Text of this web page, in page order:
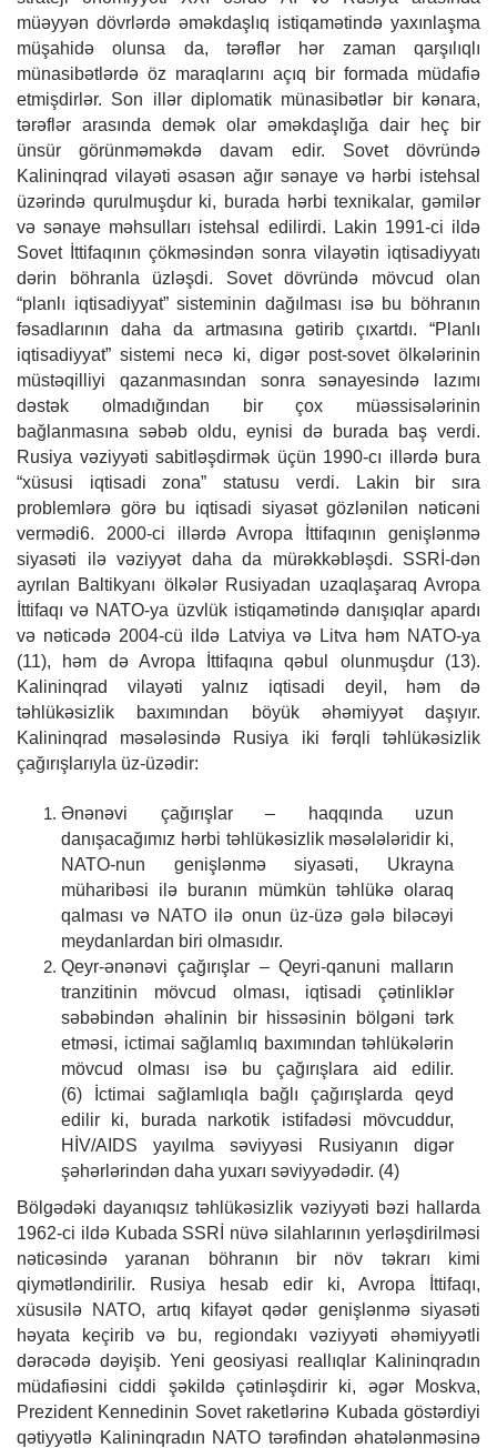
müəyyən dövrlərdə əməkdaşlıq istiqamətində yaxınlaşma
müşahidə olunsa da, tərəflər hər zaman qarşılıqlı
münasibətlərdə öz maraqlarını açıq bir formada müdafiə
etmişdirlər. Son illər diplomatik münasibətlər bir kənara,
tərəflər arasında demək olar əməkdaşlığa dair heç bir
ünsür görünməməkdə davam edir. Sovet dövründə
Kalininqrad vilayəti əsasən ağır sənaye və hərbi istehsal
üzərində qurulmuşdur ki, burada hərbi texnikalar, gəmilər
və sənaye məhsulları istehsal edilirdi. Lakin 1991-ci ildə
Sovet İttifaqının çökməsindən sonra vilayətin iqtisadiyyatı
dərin böhranla üzləşdi. Sovet dövründə mövcud olan
“planlı iqtisadiyyat” sisteminin dağılması isə bu böhranın
fəsadlarının daha da artmasına gətirib çıxartdı. “Planlı
iqtisadiyyat” sistemi necə ki, digər post-sovet ölkələrinin
müstəqilliyi qazanmasından sonra sənayesində lazımı
dəstək olmadığından bir çox müəssisələrinin
bağlanmasına səbəb oldu, eynisi də burada baş verdi.
Rusiya vəziyyəti sabitləşdirmək üçün 1990-cı illərdə bura
“xüsusi iqtisadi zona” statusu verdi. Lakin bir sıra
problemlərə görə bu iqtisadi siyasət gözlənilən nəticəni
vermədi6. 2000-ci illərdə Avropa İttifaqının genişlənmə
siyasəti ilə vəziyyət daha da mürəkkəbləşdi. SSRİ-dən
ayrılan Baltikyanı ölkələr Rusiyadan uzaqlaşaraq Avropa
İttifaqı və NATO-ya üzvlük istiqamətində danışıqlar apardı
və nəticədə 2004-cü ildə Latviya və Litva həm NATO-ya
(11), həm də Avropa İttifaqına qəbul olunmuşdur (13).
Kalininqrad vilayəti yalnız iqtisadi deyil, həm də
təhlükəsizlik baxımından böyük əhəmiyyət daşıyır.
Kalininqrad məsələsində Rusiya iki fərqli təhlükəsizlik
çağırışlarıyla üz-üzədir:
Ənənəvi çağırışlar – haqqında uzun
danışacağımız hərbi təhlükəsizlik məsələləridir ki,
NATO-nun genişlənmə siyasəti, Ukrayna
müharibəsi ilə buranın mümkün təhlükə olaraq
qalması və NATO ilə onun üz-üzə gələ biləcəyi
meydanlardan biri olmasıdır.
Qeyr-ənənəvi çağırışlar – Qeyri-qanuni malların
tranzitinin mövcud olması, iqtisadi çətinliklər
səbəbindən əhalinin bir hissəsinin bölgəni tərk
etməsi, ictimai sağlamlıq baxımından təhlükələrin
mövcud olması isə bu çağırışlara aid edilir.
(6) İctimai sağlamlıqla bağlı çağırışlarda qeyd
edilir ki, burada narkotik istifadəsi mövcuddur,
HİV/AIDS yayılma səviyyəsi Rusiyanın digər
şəhərlərindən daha yuxarı səviyyədədir. (4)
Bölgədəki dayanıqsız təhlükəsizlik vəziyyəti bəzi hallarda
1962-ci ildə Kubada SSRİ nüvə silahlarının yerləşdirilməsi
nəticəsində yaranan böhranın bir növ təkrarı kimi
qiymətləndirilir. Rusiya hesab edir ki, Avropa İttifaqı,
xüsusilə NATO, artıq kifayət qədər genişlənmə siyasəti
həyata keçirib və bu, regiondakı vəziyyəti əhəmiyyətli
dərəcədə dəyişib. Yeni geosiyasi reallıqlar Kalininqradın
müdafiəsini ciddi şəkildə çətinləşdirir ki, əgər Moskva,
Prezident Kennedinin Sovet raketlərinə Kubada göstərdiyi
qətiyyətlə Kalininqradın NATO tərəfindən əhatələnməsinə